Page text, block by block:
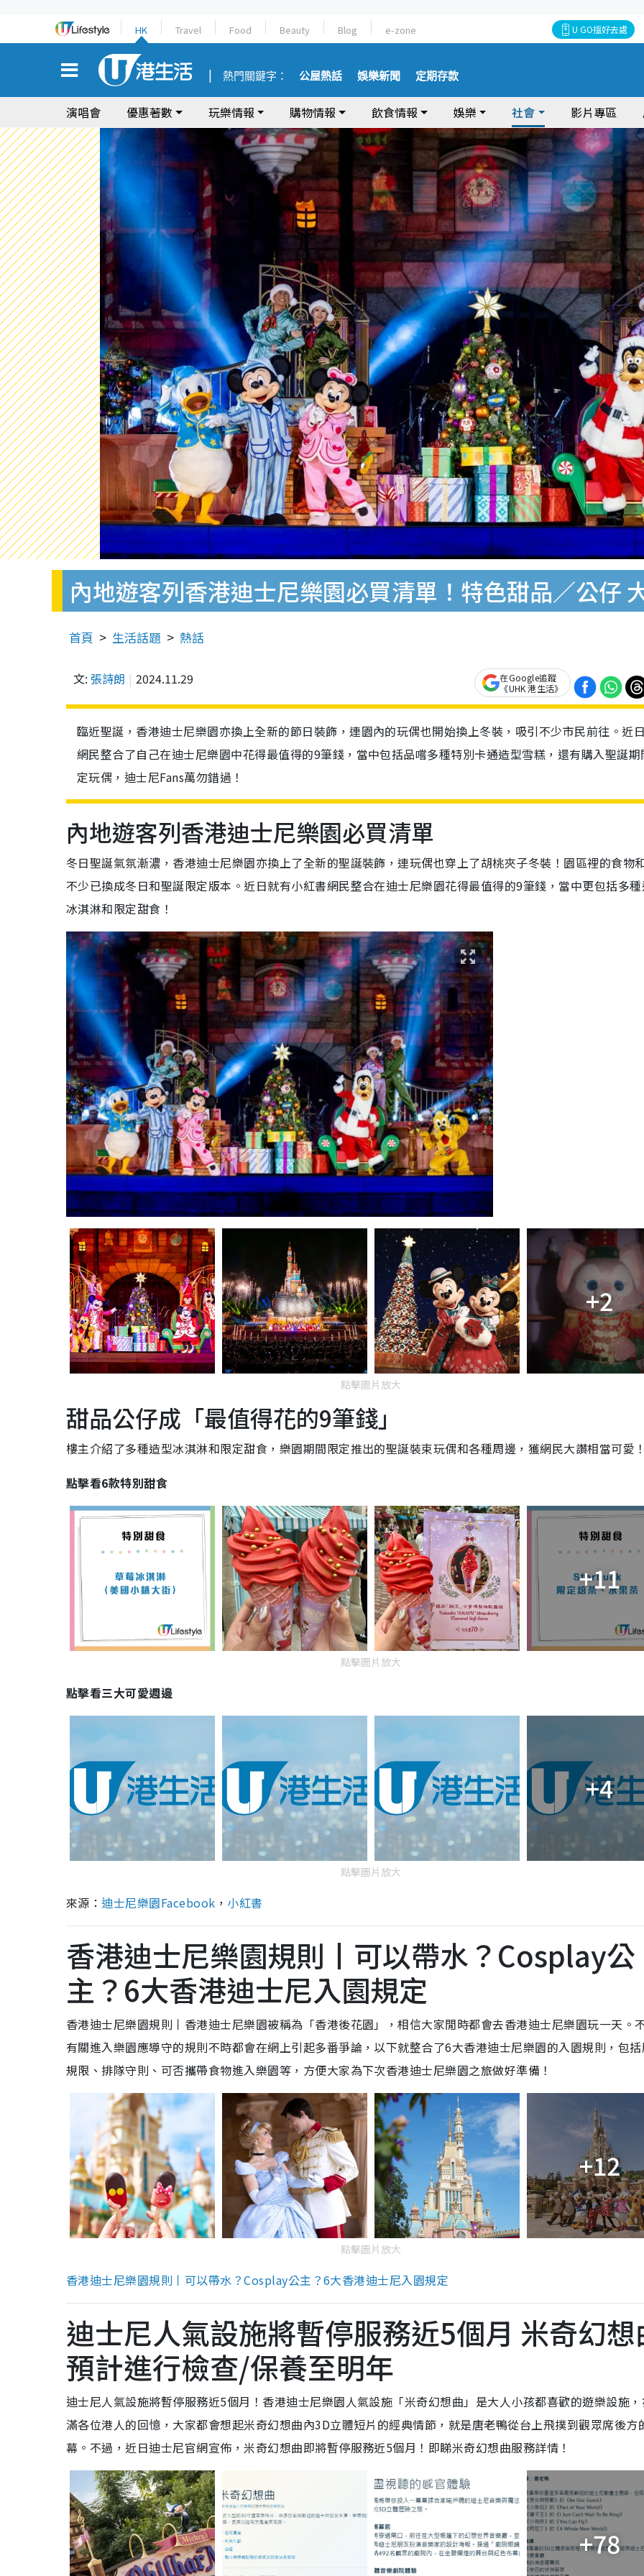
HK Travel Food Beauty Blog e-zone U GO搵好去處
熱門關鍵字： 公屋熱話 娛樂新聞 定期存款
演唱會 優惠著數 玩樂情報 購物情報 飲食情報 娛樂 社會 影片專區
內地遊客列香港迪士尼樂園必買清單！特色甜品／公仔
首頁 生活話題 熱話
文: 張詩朗 2024.11.29
在Google追蹤
《UHK 港生活》
臨近聖誕，香港迪士尼樂園亦換上全新的節日裝飾，連園內的玩偶也開始換上冬裝，吸引不少市民前往。近
網民整合了自己在迪士尼樂園中花得最值得的9筆錢，當中包括品嚐多種特別卡通造型雪糕，還有購入聖誕期
定玩偶，迪士尼Fans萬勿錯過！
內地遊客列香港迪士尼樂園必買清單
冬日聖誕氣氛漸濃，香港迪士尼樂園亦換上了全新的聖誕裝飾，連玩偶也穿上了胡桃夾子冬裝！園區裡的食物
不少已換成冬日和聖誕限定版本。近日就有小紅書網民整合在迪士尼樂園花得最值得的9筆錢，當中更包括多
冰淇淋和限定甜食！
+2
點擊圖片放大
甜品公仔成「最值得花的9筆錢」
樓主介紹了多種造型冰淇淋和限定甜食，樂園期間限定推出的聖誕裝束玩偶和各種周邊，獲網民大讚相當可愛
點擊看6款特別甜食
+11
點擊圖片放大
點擊看三大可愛週邊
+4
點擊圖片放大
來源： 迪士尼樂園Facebook ， 小紅書
香港迪士尼樂園規則丨可以帶水？Cosplay公
主？6大香港迪士尼入園規定
香港迪士尼樂園規則丨香港迪士尼樂園被稱為「香港後花園」，相信大家閒時都會去香港迪士尼樂園玩一天。
有關進入樂園應導守的規則不時都會在網上引起多番爭論，以下就整合了6大香港迪士尼樂園的入園規則，包
規限、排隊守則、可否攜帶食物進入樂園等，方便大家為下次香港迪士尼樂園之旅做好準備！
+12
點擊圖片放大
香港迪士尼樂園規則丨可以帶水？Cosplay公主？6大香港迪士尼入園規定
迪士尼人氣設施將暫停服務近5個月 米奇幻想
預計進行檢查/保養至明年
迪士尼人氣設施將暫停服務近5個月！香港迪士尼樂園人氣設施「米奇幻想曲」是大人小孩都喜歡的遊樂設施
滿各位港人的回憶，大家都會想起米奇幻想曲內3D立體短片的經典情節，就是唐老鴨從台上飛撲到觀眾席後方
幕。不過，近日迪士尼官網宣佈，米奇幻想曲即將暫停服務近5個月！即睇米奇幻想曲服務詳情！
+78